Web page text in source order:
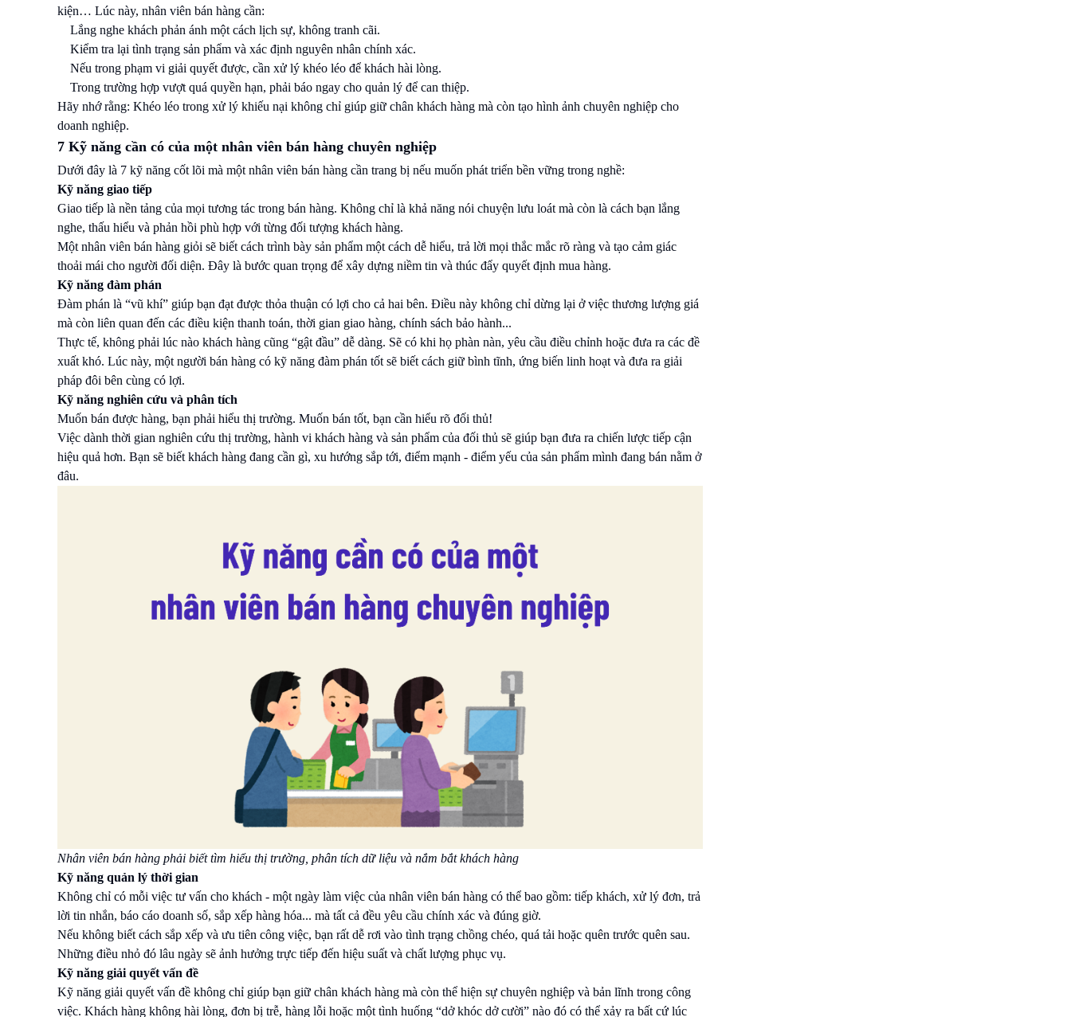
kiện… Lúc này, nhân viên bán hàng cần:
Lắng nghe khách phản ánh một cách lịch sự, không tranh cãi.
Kiểm tra lại tình trạng sản phẩm và xác định nguyên nhân chính xác.
Nếu trong phạm vi giải quyết được, cần xử lý khéo léo để khách hài lòng.
Trong trường hợp vượt quá quyền hạn, phải báo ngay cho quản lý để can thiệp.
Hãy nhớ rằng: Khéo léo trong xử lý khiếu nại không chỉ giúp giữ chân khách hàng mà còn tạo hình ảnh chuyên nghiệp cho
doanh nghiệp.
7 Kỹ năng cần có của một nhân viên bán hàng chuyên nghiệp
Dưới đây là 7 kỹ năng cốt lõi mà một nhân viên bán hàng cần trang bị nếu muốn phát triển bền vững trong nghề:
Kỹ năng giao tiếp
Giao tiếp là nền tảng của mọi tương tác trong bán hàng. Không chỉ là khả năng nói chuyện lưu loát mà còn là cách bạn lắng
nghe, thấu hiểu và phản hồi phù hợp với từng đối tượng khách hàng.
Một nhân viên bán hàng giỏi sẽ biết cách trình bày sản phẩm một cách dễ hiểu, trả lời mọi thắc mắc rõ ràng và tạo cảm giác
thoải mái cho người đối diện. Đây là bước quan trọng để xây dựng niềm tin và thúc đẩy quyết định mua hàng.
Kỹ năng đàm phán
Đàm phán là “vũ khí” giúp bạn đạt được thỏa thuận có lợi cho cả hai bên. Điều này không chỉ dừng lại ở việc thương lượng giá
mà còn liên quan đến các điều kiện thanh toán, thời gian giao hàng, chính sách bảo hành...
Thực tế, không phải lúc nào khách hàng cũng “gật đầu” dễ dàng. Sẽ có khi họ phàn nàn, yêu cầu điều chỉnh hoặc đưa ra các đề
xuất khó. Lúc này, một người bán hàng có kỹ năng đàm phán tốt sẽ biết cách giữ bình tĩnh, ứng biến linh hoạt và đưa ra giải
pháp đôi bên cùng có lợi.
Kỹ năng nghiên cứu và phân tích
Muốn bán được hàng, bạn phải hiểu thị trường. Muốn bán tốt, bạn cần hiểu rõ đối thủ!
Việc dành thời gian nghiên cứu thị trường, hành vi khách hàng và sản phẩm của đối thủ sẽ giúp bạn đưa ra chiến lược tiếp cận
hiệu quả hơn. Bạn sẽ biết khách hàng đang cần gì, xu hướng sắp tới, điểm mạnh - điểm yếu của sản phẩm mình đang bán nằm ở
đâu.
Nhân viên bán hàng phải biết tìm hiểu thị trường, phân tích dữ liệu và nắm bắt khách hàng
Kỹ năng quản lý thời gian
Không chỉ có mỗi việc tư vấn cho khách - một ngày làm việc của nhân viên bán hàng có thể bao gồm: tiếp khách, xử lý đơn, trả
lời tin nhắn, báo cáo doanh số, sắp xếp hàng hóa... mà tất cả đều yêu cầu chính xác và đúng giờ.
Nếu không biết cách sắp xếp và ưu tiên công việc, bạn rất dễ rơi vào tình trạng chồng chéo, quá tải hoặc quên trước quên sau.
Những điều nhỏ đó lâu ngày sẽ ảnh hưởng trực tiếp đến hiệu suất và chất lượng phục vụ.
Kỹ năng giải quyết vấn đề
Kỹ năng giải quyết vấn đề không chỉ giúp bạn giữ chân khách hàng mà còn thể hiện sự chuyên nghiệp và bản lĩnh trong công
việc. Khách hàng không hài lòng, đơn bị trễ, hàng lỗi hoặc một tình huống “dở khóc dở cười” nào đó có thể xảy ra bất cứ lúc